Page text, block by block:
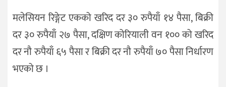
मलेसियन रिङ्गेट एकको खरिद दर ३० रुपैयाँ १४ पैसा, बिक्री
दर ३० रुपैयाँ २७ पैसा, दक्षिण कोरियाली वन १०० को खरिद
दर नौ रुपैयाँ ६५ पैसा र बिक्री दर नौ रुपैयाँ ७० पैसा निर्धारण
भएको छ ।